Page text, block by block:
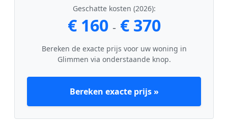
Geschatte kosten (2026):
€ 160 - € 370
Bereken de exacte prijs voor uw woning in
Glimmen via onderstaande knop.
Bereken exacte prijs »